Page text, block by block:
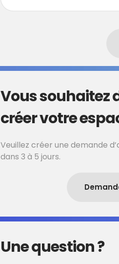
Vous souhaitez
créer votre
Veuillez créer une demande
dans 3 à 5 jours.
Une question ?